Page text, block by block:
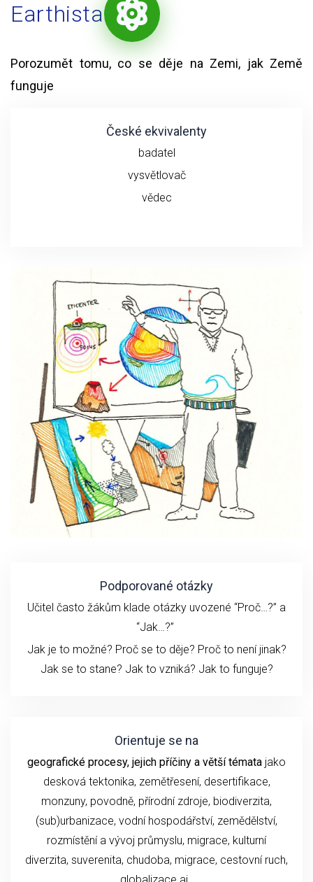
Earthista
Porozumět tomu, co se děje na Zemi, jak Země
funguje
České ekvivalenty
badatel
vysvětlovač
vědec
Podporované otázky
Učitel často žákům klade otázky uvozené “Proč…?” a
“Jak…?”
Jak je to možné? Proč se to děje? Proč to není jinak?
Jak se to stane? Jak to vzniká? Jak to funguje?
Orientuje se na
geografické procesy, jejich příčiny a větší témata jako
desková tektonika, zemětřesení, desertifikace,
monzuny, povodně, přírodní zdroje, biodiverzita,
(sub)urbanizace, vodní hospodářství, zemědělství,
rozmístění a vývoj průmyslu, migrace, kulturní
diverzita, suverenita, chudoba, migrace, cestovní ruch,
globalizace aj.